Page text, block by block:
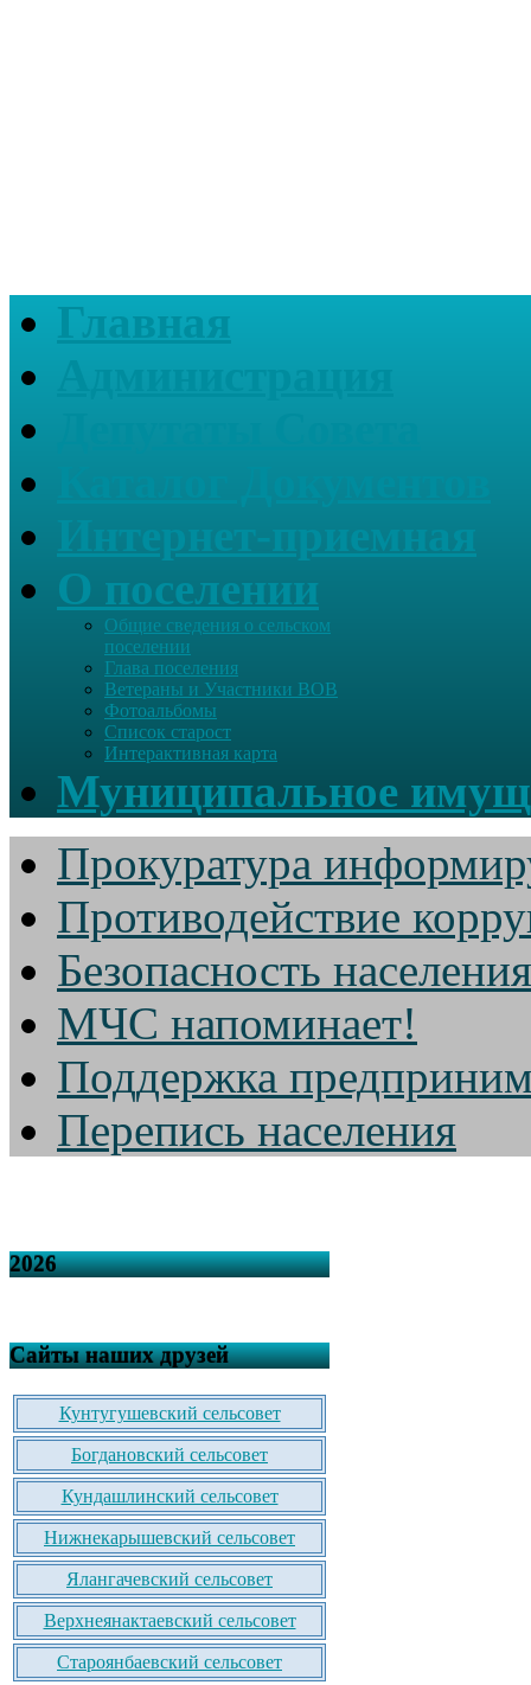
Главная
О поселении
Общие сведения о сельском
поселении
Глава поселения
Ветераны и Участники ВОВ
Фотоальбомы
Список старост
Интерактивная карта
Муниципальное
Прокуратура
Противодействие
Безопасность населения
МЧС напоминает!
Поддержка
Перепись населения
2026
Сайты наших друзей
Кунтугушевский сельсовет
Богдановский сельсовет
Кундашлинский сельсовет
Нижнекарышевский сельсовет
Ялангачевский сельсовет
Верхнеянактаевский сельсовет
Староянбаевский сельсовет